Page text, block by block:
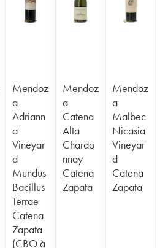
Mendoz
a
Adriann
a
Vineyar
d
Mundus
Bacillus
Terrae
Catena
Zapata
(CBO à
Mendoz
a
Catena
Alta
Chardo
nnay
Catena
Zapata
Mendoz
a
Malbec
Nicasia
Vineyar
d
Catena
Zapata